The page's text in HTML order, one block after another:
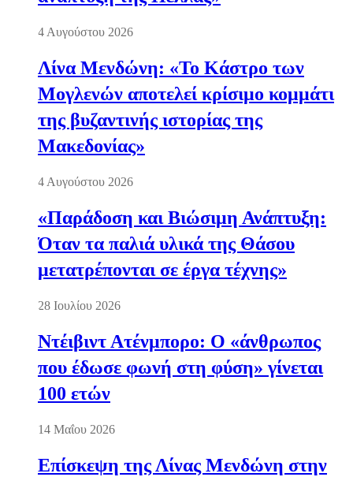
4 Αυγούστου 2026
Λίνα Μενδώνη: «Το Κάστρο των
Μογλενών αποτελεί κρίσιμο κομμάτι
της βυζαντινής ιστορίας της
Μακεδονίας»
4 Αυγούστου 2026
«Παράδοση και Βιώσιμη Ανάπτυξη:
Όταν τα παλιά υλικά της Θάσου
μετατρέπονται σε έργα τέχνης»
28 Ιουλίου 2026
Ντέιβιντ Ατένμπορο: Ο «άνθρωπος
που έδωσε φωνή στη φύση» γίνεται
100 ετών
14 Μαΐου 2026
Επίσκεψη της Λίνας Μενδώνη στην